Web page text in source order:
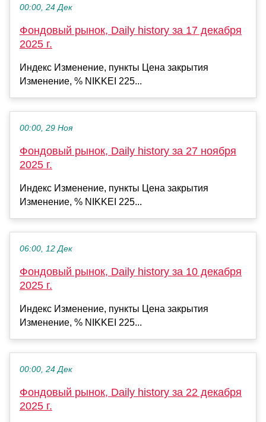
00:00, 24 Дек
Фондовый рынок, Daily history за 17 декабря
2025 г.
Индекс Изменение, пункты Цена закрытия
Изменение, % NIKKEI 225...
00:00, 29 Ноя
Фондовый рынок, Daily history за 27 ноября
2025 г.
Индекс Изменение, пункты Цена закрытия
Изменение, % NIKKEI 225...
06:00, 12 Дек
Фондовый рынок, Daily history за 10 декабря
2025 г.
Индекс Изменение, пункты Цена закрытия
Изменение, % NIKKEI 225...
00:00, 24 Дек
Фондовый рынок, Daily history за 22 декабря
2025 г.